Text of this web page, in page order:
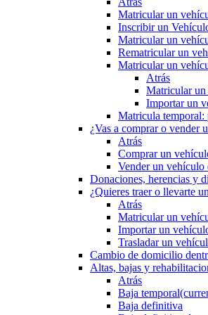
Matricular un
Inscribir un
Matricular un
Rematricular un
Matricular un
Atrás
Matricular
Importar un
Matricula temporal:
¿Vas a comprar o vender
Atrás
Comprar un
Vender un vehículo
Donaciones, herencias y
¿Quieres traer o llevarte
Atrás
Matricular un
Importar un
Trasladar un
Cambio de domicilio
Altas, bajas y
Atrás
Baja temporal
Baja definitiva